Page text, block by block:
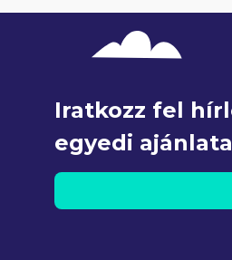
Iratkozz fel
egyedi